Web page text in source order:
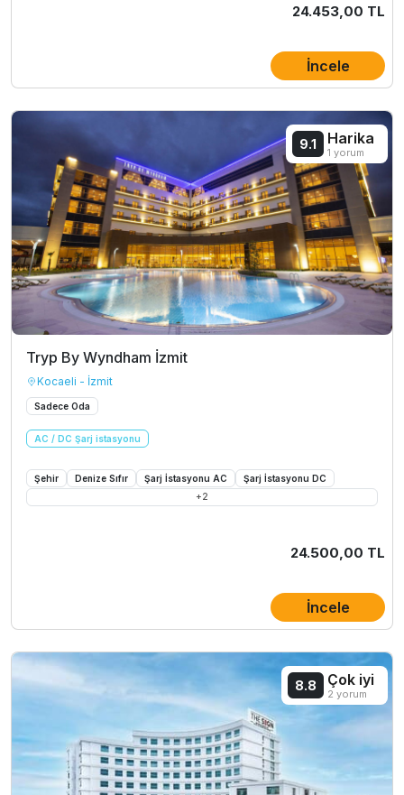
24.453,00 TL
İncele
Tryp By Wyndham İzmit
Kocaeli - İzmit
Sadece Oda
AC / DC Şarj istasyonu
Şehir Denize Sıfır Şarj İstasyonu AC
Şarj İstasyonu DC
+2
9.1 Harika
1 yorum
24.500,00 TL
İncele
8.8 Çok iyi
2 yorum